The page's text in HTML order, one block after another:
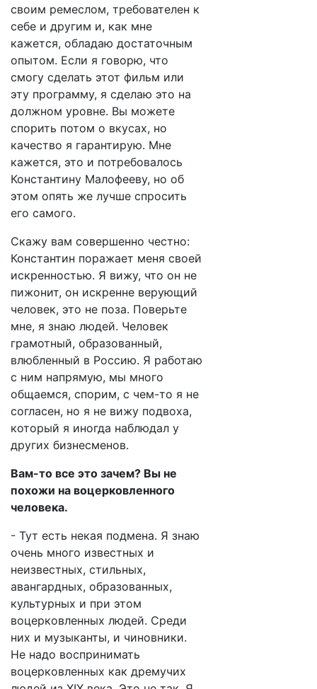
своим ремеслом, требователен к
себе и другим и, как мне
кажется, обладаю достаточным
опытом. Если я говорю, что
смогу сделать этот фильм или
эту программу, я сделаю это на
должном уровне. Вы можете
спорить потом о вкусах, но
качество я гарантирую. Мне
кажется, это и потребовалось
Константину Малофееву, но об
этом опять же лучше спросить
его самого.
Скажу вам совершенно честно:
Константин поражает меня своей
искренностью. Я вижу, что он не
пижонит, он искренне верующий
человек, это не поза. Поверьте
мне, я знаю людей. Человек
грамотный, образованный,
влюбленный в Россию. Я работаю
с ним напрямую, мы много
общаемся, спорим, с чем-то я не
согласен, но я не вижу подвоха,
который я иногда наблюдал у
других бизнесменов.
Вам-то все это зачем? Вы не
похожи на воцерковленного
человека.
- Тут есть некая подмена. Я знаю
очень много известных и
неизвестных, стильных,
авангардных, образованных,
культурных и при этом
воцерковленных людей. Среди
них и музыканты, и чиновники.
Не надо воспринимать
воцерковленных как дремучих